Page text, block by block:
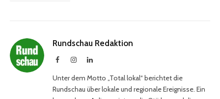
Rundschau Redaktion
FacebookInstagramLinkedIn
Unter dem Motto „Total lokal“ berichtet die
Rundschau über lokale und regionale Ereignisse. Ein